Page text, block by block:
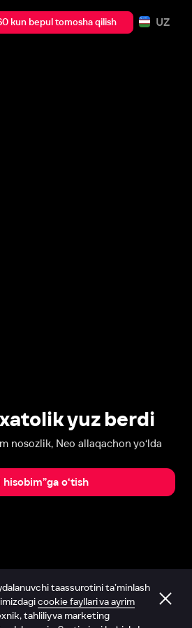
kun bepul tomosha qilish UZ
yuz berdi
nosozlik, Neo allaqachon yo‘lda
hisobim”ga o‘tish
taassurotini ta’minlash
cookie fayllari va ayrim
tahliliy va marketing